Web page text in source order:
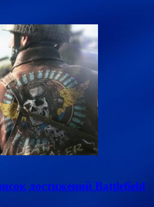
достижений Battlefield